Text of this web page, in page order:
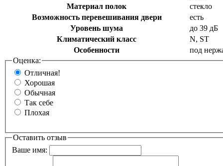
Материал полок
стекло
Возможность перевешивания двери
есть
Уровень шума
до 39 дБ
Климатический класс
N, ST
Особенности
под
Оценка:
Отличная!
Хорошая
Обычная
Так себе
Плохая
Оставить отзыв
Ваше имя: